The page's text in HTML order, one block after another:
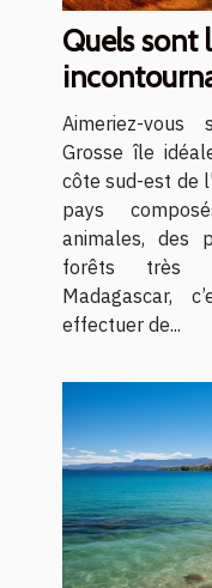
Quels sont
?
Aimeriez-
Grosse île
côte sud-est de
pays
animales, des
forêts très
Madagascar,
effectuer de...